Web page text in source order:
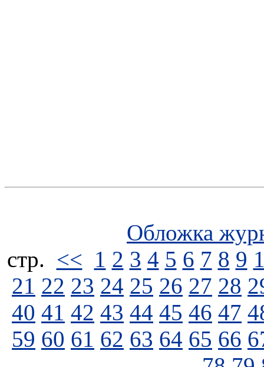
Обложка
стp. << 1 2 3 4 5 6 7 8 9
21 22 23 24 25 26 27 28
40 41 42 43 44 45 46 47
59 60 61 62 63 64 65 66